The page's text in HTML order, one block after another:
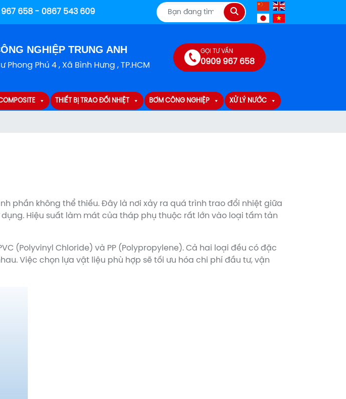
658 - 0867 543 609
Tìm
kiếm
NGHIỆP TRUNG ANH
Phong Phú 4 , Xã Bình Hưng , TP.HCM
GỌI TƯ VẤN
0909 967 658
THIẾT BỊ TRAO ĐỔI NHIỆT BƠM CÔNG NGHIỆP XỬ LÝ NƯỚC
phần không thể thiếu. Đây là nơi xảy ra quá trình trao đổi nhiệt giữa
Hiệu suất làm mát của tháp phụ thuộc rất lớn vào loại tấm tản
(Polyvinyl Chloride) và PP (Polypropylene). Cả hai loại đều có đặc
Việc chọn lựa vật liệu phù hợp sẽ tối ưu hóa chi phí đầu tư, vận